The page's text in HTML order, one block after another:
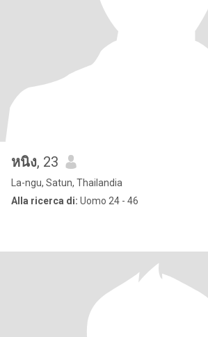
หนิง, 23
La-ngu, Satun, Thailandia
Alla ricerca di: Uomo 24 - 46